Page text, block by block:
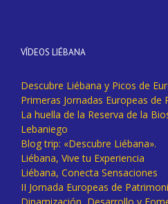
VÍDEOS LIÉBANA
Descubre Liébana y Picos de
Primeras Jornadas Europeas
La huella de la Reserva de la
Lebaniego
Blog trip: «Descubre Liébana».
Liébana, Vive tu Experiencia
Liébana, Conecta Sensaciones
II Jornada Europeas de